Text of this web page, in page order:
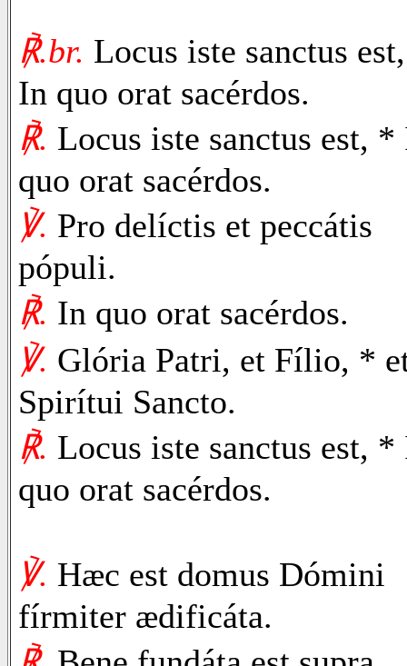
℟.br. Locus iste sanctus
In quo orat sacérdos.
℟. Locus iste sanctus est, *
quo orat sacérdos.
℣. Pro delíctis et peccátis
pópuli.
℟. In quo orat sacérdos.
℣. Glória Patri, et Fílio, *
Spirítui Sancto.
℟. Locus iste sanctus est, *
quo orat sacérdos.
℣. Hæc est domus Dómini
fírmiter ædificáta.